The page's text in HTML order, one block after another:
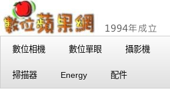
數位相機 數位單眼 攝影機
掃描器 Energy 配件